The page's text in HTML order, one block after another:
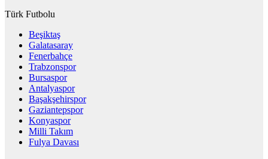
Türk Futbolu
Beşiktaş
Galatasaray
Fenerbahçe
Trabzonspor
Bursaspor
Antalyaspor
Başakşehirspor
Gaziantepspor
Konyaspor
Milli Takım
Fulya Davası